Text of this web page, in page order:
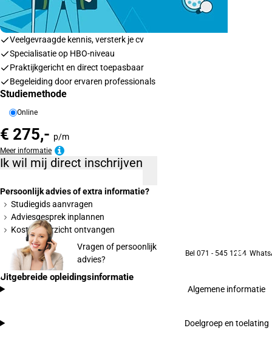
Veelgevraagde kennis, versterk je cv
Specialisatie op HBO-niveau
Praktijkgericht en direct toepasbaar
Begeleiding door ervaren professionals
Studiemethode
Online
€ 275,- p/m
Meer informatie
Ik wil mij direct inschrijven
Persoonlijk advies of extra informatie?
Studiegids aanvragen
Adviesgesprek inplannen
Kostenoverzicht ontvangen
Vragen of persoonlijk
advies?
Bel 071 - 545 1234
Uitgebreide opleidingsinformatie
Algemene informatie
Doelgroep en toelating